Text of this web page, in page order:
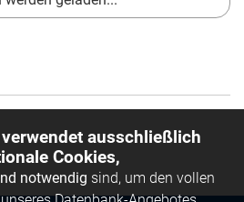
verwendet ausschließlich
Cookies,
notwendig sind, um den vollen